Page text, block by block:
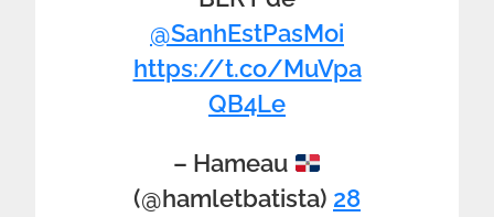
@SanhEstPasMoi
https://t.co/MuVpa
QB4Le
– Hameau
(@hamletbatista) 28